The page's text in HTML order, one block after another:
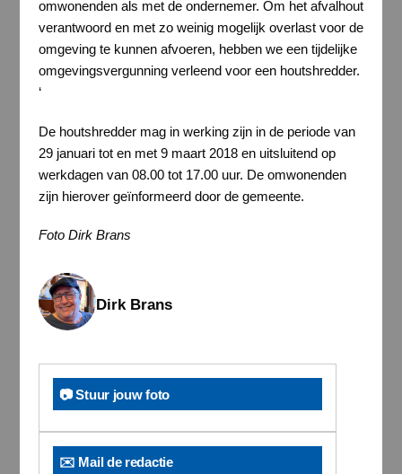
omwonenden als met de ondernemer. Om het afvalhout
verantwoord en met zo weinig mogelijk overlast voor de
omgeving te kunnen afvoeren, hebben we een tijdelijke
omgevingsvergunning verleend voor een houtshredder.
‘
De houtshredder mag in werking zijn in de periode van
29 januari tot en met 9 maart 2018 en uitsluitend op
werkdagen van 08.00 tot 17.00 uur. De omwonenden
zijn hierover geïnformeerd door de gemeente.
Foto Dirk Brans
Dirk Brans
📷 Stuur jouw foto
✉️ Mail de redactie